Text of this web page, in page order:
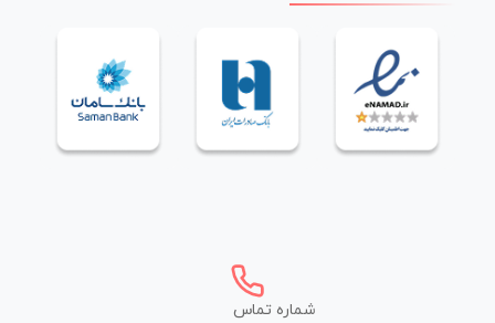
شماره تماس